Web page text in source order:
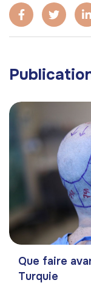
Que faire
Turquie